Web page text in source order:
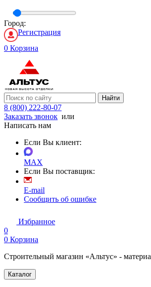
Город:
Регистрация
0 Корзина
Найти
8 (800) 222-80-07
Заказать звонок или
Написать нам
Если Вы клиент:
MAX
Если Вы поставщик:
E-mail
Сообщить об ошибке
Избранное
0
0 Корзина
Строительный магазин «Альтус» -
Каталог